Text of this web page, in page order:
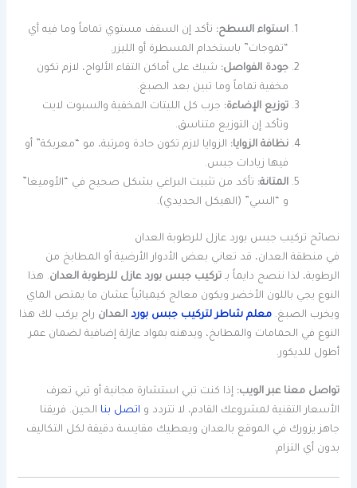
استواء السطح: تأكد إن السقف مستوي تماماً وما فيه أي
“تموجات” باستخدام المسطرة أو الليزر.
جودة الفواصل: شيك على أماكن التقاء الألواح، لازم تكون
مخفية تماماً وما تبين بعد الصبغ.
توزيع الإضاءة: جرب كل الليتات المخفية والسبوت لايت
وتأكد إن التوزيع متناسق.
نظافة الزوايا: الزوايا لازم تكون حادة ومرتبة، مو “معربكة” أو
فيها زيادات جبس.
المتانة: تأكد من تثبيت البراغي بشكل صحيح في “الأوميغا”
و “السي” (الهيكل الحديدي).
نصائح تركيب جبس بورد عازل للرطوبة العدان
في منطقة العدان، قد تعاني بعض الأدوار الأرضية أو المطابخ من
الرطوبة، لذا ننصح دايماً بـتركيب جبس بورد عازل للرطوبة العدان. هذا
النوع يجي باللون الأخضر ويكون معالج كيميائياً عشان ما يمتص الماي
ويخرب الصبغ.معلم شاطر لتركيب جبس بورد العدان راح يركب لك هذا
النوع في الحمامات والمطابخ، ويدهنه بمواد عازلة إضافية لضمان عمر
أطول للديكور.
تواصل معنا عبر الويب: إذا كنت تبي استشارة مجانية أو تبي تعرف
الأسعار التقنية لمشروعك القادم، لا تتردد و اتصل بنا الحين. فريقنا
جاهز يزورك في الموقع بالعدان ويعطيك مقايسة دقيقة لكل التكاليف
بدون أي التزام.